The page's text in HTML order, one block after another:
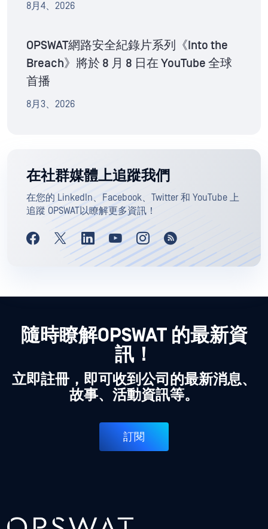
8月4、2026
OPSWAT網路安全紀錄片系列《Into the
Breach》將於 8 月 8 日在 YouTube 全球
首播
8月3、2026
在社群媒體上追蹤我們
在您的 LinkedIn、Facebook、Twitter 和 YouTube 上
追蹤 OPSWAT以瞭解更多資訊！
隨時瞭解OPSWAT 的最新資
訊！
立即註冊，即可收到公司的最新消息、
故事、活動資訊等。
訂閱